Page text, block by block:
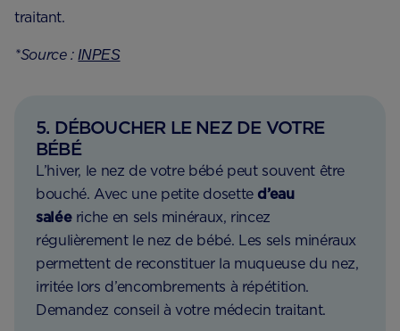
traitant.
*Source :INPES
5. DÉBOUCHER LE NEZ DE VOTRE
BÉBÉ
L’hiver, le nez de votre bébé peut souvent être
bouché. Avec une petite dosette d’eau
saléeriche en sels minéraux, rincez
régulièrement le nez de bébé. Les sels minéraux
permettent de reconstituer la muqueuse du nez,
irritée lors d’encombrements à répétition.
Demandez conseil à votre médecin traitant.